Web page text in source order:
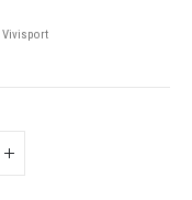
Vivisport